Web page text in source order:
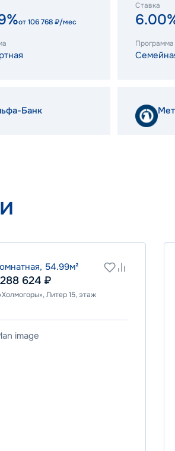
от106 768₽/мес
Ставка
Программа
Банк
54.99м²
624 ₽
Литер 15, этаж